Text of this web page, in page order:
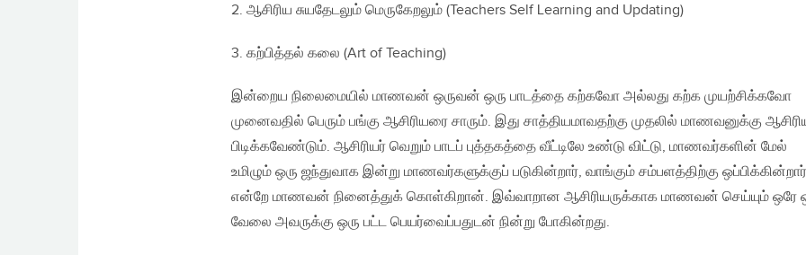
2. ஆசிரிய சுயதேடலும் மெருகேறலும் (Teachers Self Learning and Updating)
3. கற்பித்தல் கலை (Art of Teaching)
இன்றைய நிலைமையில் மாணவன் ஒருவன் ஒரு பாடத்தை கற்கவோ அல்லது கற்க முயற்சிக்கவோ
முனைவதில் பெரும் பங்கு ஆசிரியரை சாரும். இது சாத்தியமாவதற்கு முதலில் மாணவனுக்கு
பிடிக்கவேண்டும். ஆசிரியர் வெறும் பாடப் புத்தகத்தை வீட்டிலே உண்டு விட்டு, மாணவர்களின் மேல்
உமிழும் ஒரு ஜந்துவாக இன்று மாணவர்களுக்குப் படுகின்றார், வாங்கும் சம்பளத்திற்கு ஒப்பிக்கின்றார்
என்றே மாணவன் நினைத்துக் கொள்கிறான். இவ்வாறான ஆசிரியருக்காக மாணவன் செய்யும் ஒரே
வேலை அவருக்கு ஒரு பட்ட பெயர்வைப்பதுடன் நின்று போகின்றது.